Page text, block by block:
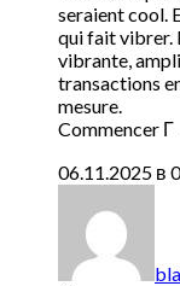
seraient cool.
qui fait vibrer.
vibrante,
transactions
mesure.
Commencer
06.11.2025 в